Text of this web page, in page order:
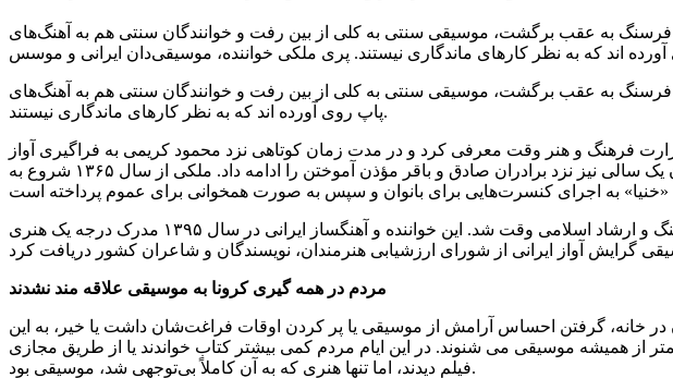
گیری کرونا و طی ۲ سال گذشته، موسیقی چندین و چند فرسنگ به عقب برگشت، موسیقی سنتی به کلی از بین رفت و خوانندگان سنتی هم به آهنگ‌های
گیری کرونا و طی ۲ سال گذشته، موسیقی چندین و چند فرسنگ به عقب برگشت، موسیقی سنتی به کلی از بین رفت و خوانندگان سنتی هم به آهنگ‌های
پاپ روی آورده اند که به نظر کارهای ماندگاری نیستند.
فرهنگ و هنر وقت معرفی کرد و در مدت زمان کوتاهی نزد محمود کریمی به فراگیری آواز
سنتی پرداخت. از سال ۱۳۵۶ تا ۱۳۵۹ در انگلیس به فراگیری گیتار کلاسیک پرداخت و پس از بازگشت به ایران یک سالی نیز نزد برادران صادق و باقر مؤذن آموختن را ادامه داد. ملکی از سال ۱۳۶۵ شروع به
در مراسم اختتامیه هجدهمین جشنواره موسیقی فجر سال ۱۳۸۱، ملکی موفق به دریافت جایزه از وزیر فرهنگ و ارشاد اسلامی وقت شد. این خواننده و آهنگساز ایرانی در سال ۱۳۹۵ مدرک درجه یک هنری
مردم در همه گیری کرونا به موسیقی علاقه مند نشدند
در خانه، گرفتن احساس آرامش از موسیقی یا پر کردن اوقات فراغت‌شان داشت یا خیر، به این
همیشه موسیقی می شنوند. در این ایام مردم کمی بیشتر کتاب خواندند یا از طریق مجازی
فیلم دیدند، اما تنها هنری که به آن کاملاً بی‌توجهی شد، موسیقی بود.